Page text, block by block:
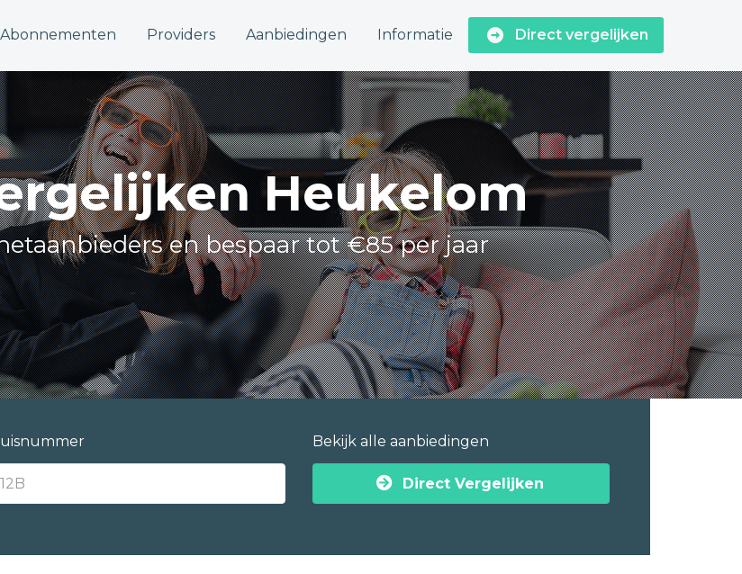
Abonnementen Providers Aanbiedingen Informatie Direct vergelijken
Heukelom
en bespaar tot €85 per jaar
Bekijk alle aanbiedingen
Direct Vergelijken